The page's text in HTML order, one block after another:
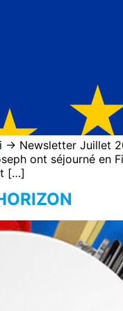
Newsletter Juillet
ont séjourné
[…]